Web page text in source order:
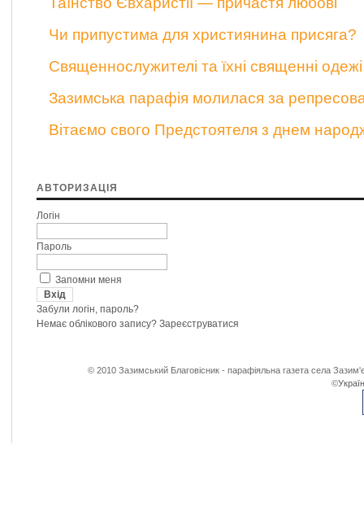
Чи припустима для християнина присяга?
Священнослужителі та їхні священні
Зазимська парафія молилася за
Вітаємо свого Предстоятеля з днем
АВТОРИЗАЦІЯ
Логін
Пароль
Запомни меня
Забули логін, пароль?
Немає облікового запису? Зареєструватися
© 2010 Зазимський Благовісник - парафіяльна газета села
©